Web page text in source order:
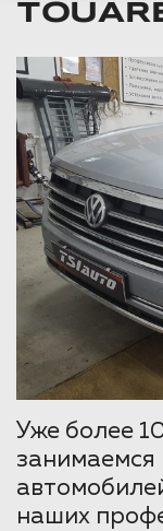
Уже более
наших